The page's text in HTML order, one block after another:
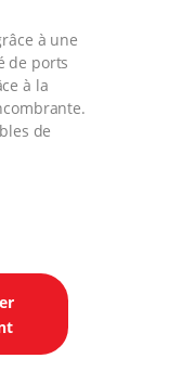
à une
de ports
à la
de